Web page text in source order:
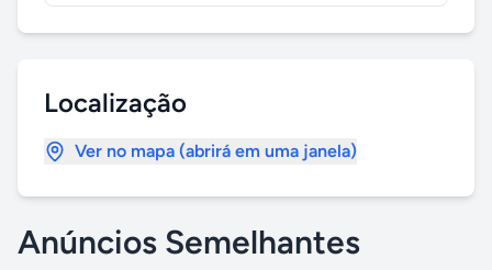
Localização
Ver no mapa (abrirá em uma janela)
Anúncios Semelhantes